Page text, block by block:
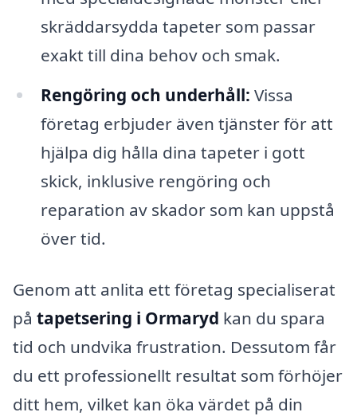
skräddarsydda tapeter som passar
exakt till dina behov och smak.
Rengöring och underhåll: Vissa
företag erbjuder även tjänster för att
hjälpa dig hålla dina tapeter i gott
skick, inklusive rengöring och
reparation av skador som kan uppstå
över tid.
Genom att anlita ett företag specialiserat
på tapetsering i Ormaryd kan du spara
tid och undvika frustration. Dessutom får
du ett professionellt resultat som förhöjer
ditt hem, vilket kan öka värdet på din